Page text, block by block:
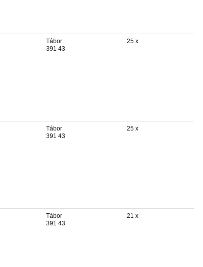
Tábor
391 43
25 x
Tábor
391 43
25 x
Tábor
391 43
21 x